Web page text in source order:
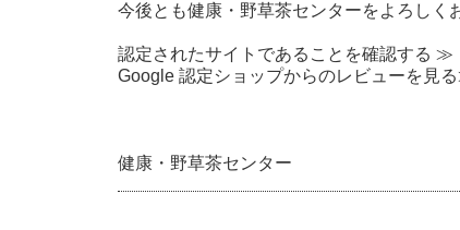
今後とも健康・野草茶センターをよろしく
認定されたサイトであることを確認する ≫
Google 認定ショップからのレビューを見
健康・野草茶センター